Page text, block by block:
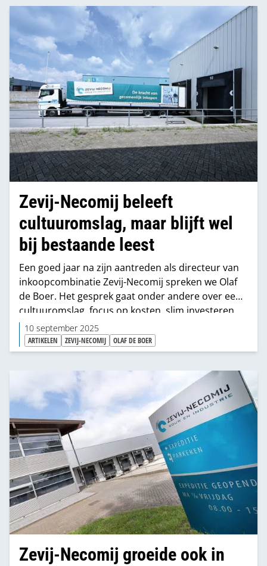
Zevij-Necomij beleeft
cultuuromslag, maar blijft wel
bij bestaande leest
Een goed jaar na zijn aantreden als directeur van
inkoopcombinatie Zevij-Necomij spreken we Olaf
de Boer. Het gesprek gaat onder andere over een
cultuuromslag, focus op kosten, slim investeren,
diversiteit binnen het klantenbestand, de inbreng
van bouwmaterialenhandels, groeiplannen en
‘schoenmaker blijf bij je leest’.
10 september 2025
ARTIKELEN ZEVIJ-NECOMIJ OLAF DE BOER
Zevij-Necomij groeide ook in